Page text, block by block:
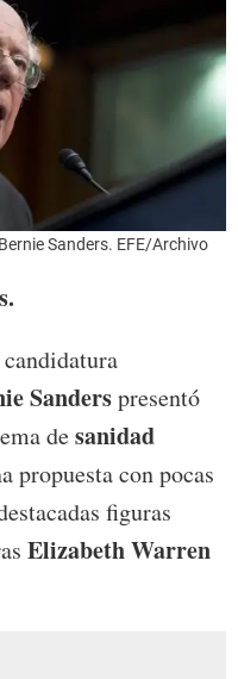
Sanders. EFE/Archivo
Sanderspresentó
desanidad
propuesta con pocas
figuras
Elizabeth Warren